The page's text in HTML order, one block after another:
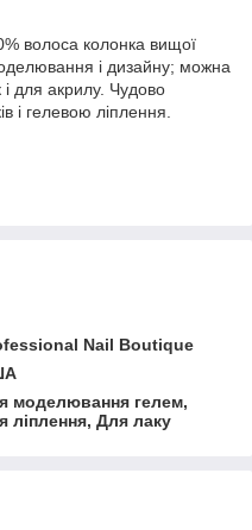
волоса колонка вищої
і дизайну; можна
для акрилу. Чудово
і гелевою ліплення.
Nail Boutique
моделювання гелем,
ліплення, Для лаку